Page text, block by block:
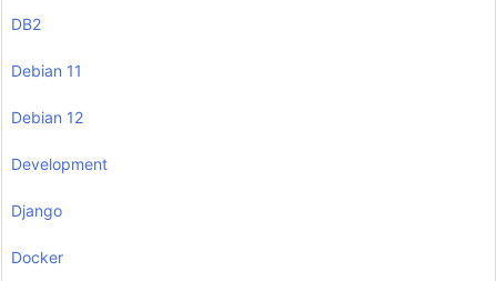
DB2
Debian 11
Debian 12
Development
Django
Docker